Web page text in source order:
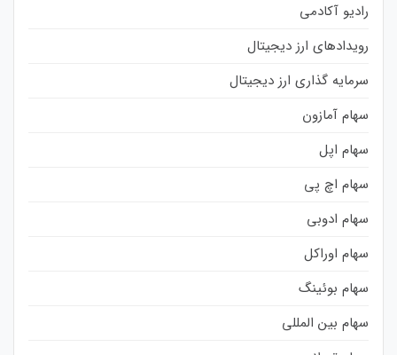
رادیو آکادمی
رویدادهای ارز دیجیتال
سرمایه گذاری ارز دیجیتال
سهام آمازون
سهام اپل
سهام اچ پی
سهام ادوبی
سهام اوراکل
سهام بوئینگ
سهام بین المللی